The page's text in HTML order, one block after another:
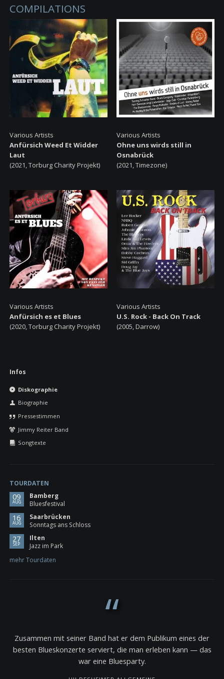
COMPILATIONS
Various Artists
Anfürsich Weed Et Widder
Laut
(2021, Torburg Charity Projekt)
Various Artists
Ohne uns wirds still in
Osnabrück
(2021, Timezone)
Various Artists
Anfürsich es et Blues
(2020, Torburg Charity Projekt)
Various Artists
U.S. Rock - Back On Track
(2005, Darrow)
Navigation
Infos
Diskographie
Biographie
Pressestimmen
Jimmy Reiter Band
Songtexte
TOURDATEN
09
AUG
Bamberg
Bluesfestival
16
AUG
Saarbrücken
Sonntags ans Schloss
27
SEP
Ilten
Jazz im Park
mehr Tourdaten
Zusammen mit seiner Band hat er dem Publikum eines der
besten Blueskonzerte serviert, die man erleben kann — das
war eine Bluesparty.